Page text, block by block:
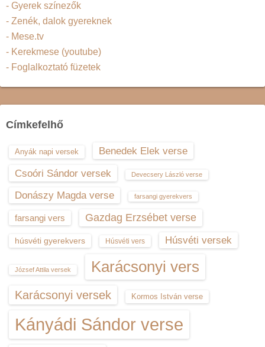
- Gyerek színezők
- Zenék, dalok gyereknek
- Mese.tv
- Kerekmese (youtube)
- Foglalkoztató füzetek
Címkefelhő
Anyák napi versek
Benedek Elek verse
Csoóri Sándor versek
Devecsery László verse
Donászy Magda verse farsangi gyerekvers
farsangi vers Gazdag Erzsébet verse
húsvéti gyerekvers Húsvéti vers Húsvéti versek
József Attila versek Karácsonyi vers
Karácsonyi versek Kormos István verse
Kányádi Sándor verse